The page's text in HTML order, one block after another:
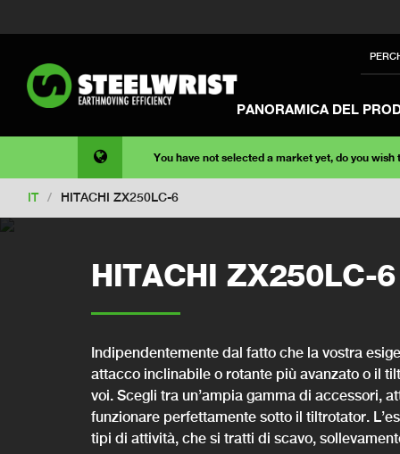
PANORAMICA DEL
You have not selected a market yet, do you
IT / HITACHI ZX250LC-6
HITACHI ZX250LC-6
Indipendentemente dal fatto che la vostra
attacco inclinabile o rotante più avanzato o il
voi. Scegli tra un’ampia gamma di accessori,
funzionare perfettamente sotto il tiltrotator.
tipi di attività, che si tratti di scavo,